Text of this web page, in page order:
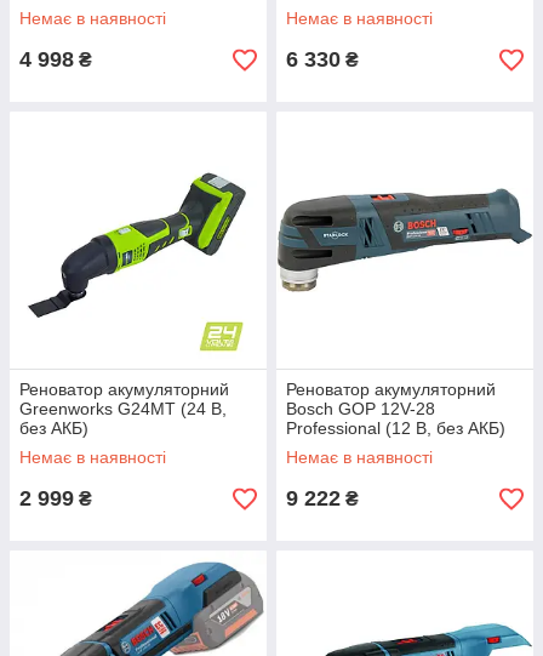
Немає в наявності
4 998 ₴
Немає в наявності
6 330 ₴
Реноватор акумуляторний
Greenworks G24MT (24 В,
без АКБ)
Немає в наявності
2 999 ₴
Реноватор акумуляторний
Bosch GOP 12V-28
Professional (12 В, без АКБ)
(06018B5001)
Немає в наявності
9 222 ₴